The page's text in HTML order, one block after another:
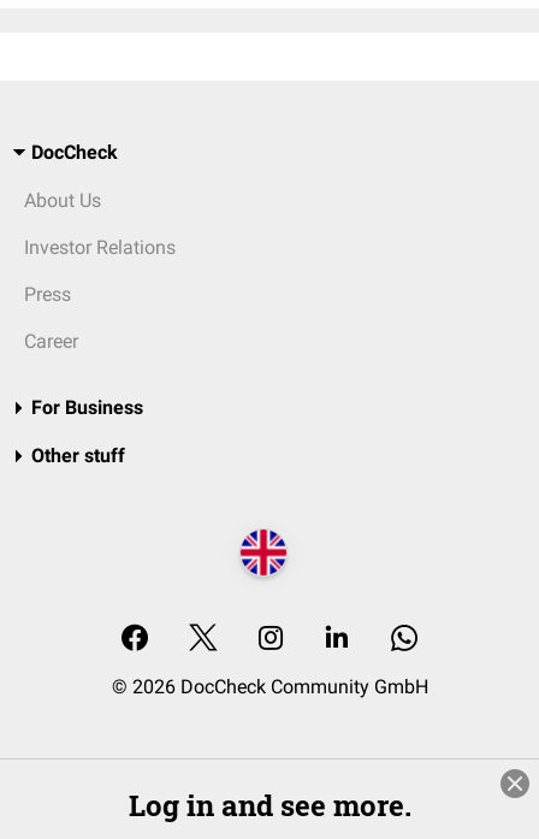
DocCheck
About Us
Investor Relations
Press
Career
For Business
Other stuff
© 2026 DocCheck Community GmbH
Log in and see more.